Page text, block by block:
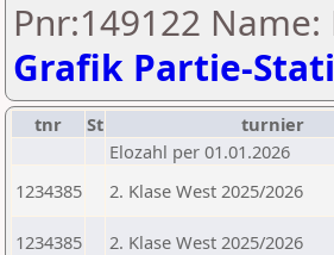
Pnr:149122
Grafik Partie-
tnr St turnier
Elozahl per 01.01.2026
1234385
2. Klase West 2025/2026
1234385 2. Klase West 2025/2026